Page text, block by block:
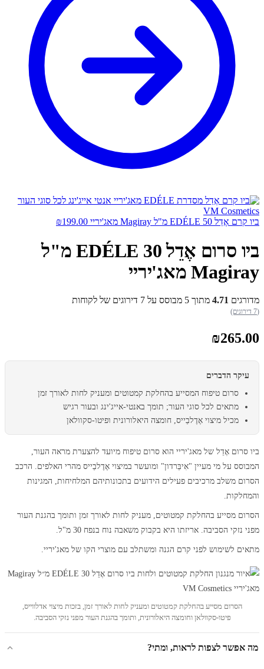
ביו קרם אֶדֵל EDÉLE 50 מ"ל Magiray מאג'יריי ₪199.00
ביו סרום אֶדֵל EDÉLE 30 מ"ל
Magiray מאג'יריי
מדורגים 4.71 מתוך 5 מבוסס על 7 דירוגים של לקוחות
(7 דירוגים)
₪265.00
עיקר הדברים
סרום טיפוח המסייע בהחלקת קמטוטים ומעניק לחות לאורך זמן
מתאים לכל סוגי העור; תומך באנטי-אייג'ינג ובעור רגיש
מכיל מיצוי אֶדֶלבַייס, חומצה היאלורונית ופיטו-סקוולאן
ביו סרום אֶדֵל של מאג'יריי הוא סרום טיפוח מיועד להצערת מראה העור,
המבוסס על מי מעיין "אִיבֵּרדון" ומועשר במיצוי אֶדֶלבַייס מהרי האלפים. הרכב
הסרום משלב מרכיבים פעילים הידועים בתכונותיהם המלחיחות, המגינות
והמחלקות.
הסרום מסייע בהחלקת קמטוטים, מעניק לחות לאורך זמן ותומך בהגנת העור
מפני נזקי הסביבה. אריזתו היא בקבוק משאבה נוח בנפח 30 מ"ל.
מתאים לשימוש לפני קרם הגנה ומשתלב עם מוצרי הקו של מאג'יריי.
הסרום מסייע בהחלקת קמטוטים ומעניק לחות לאורך זמן, בזכות מיצוי אדלווייס,
פיטו-סקוולאן וחומצה היאלורונית, ותומך בהגנת העור מפני נזקי הסביבה.
מה אפשר לצפות לראות, ומתי?